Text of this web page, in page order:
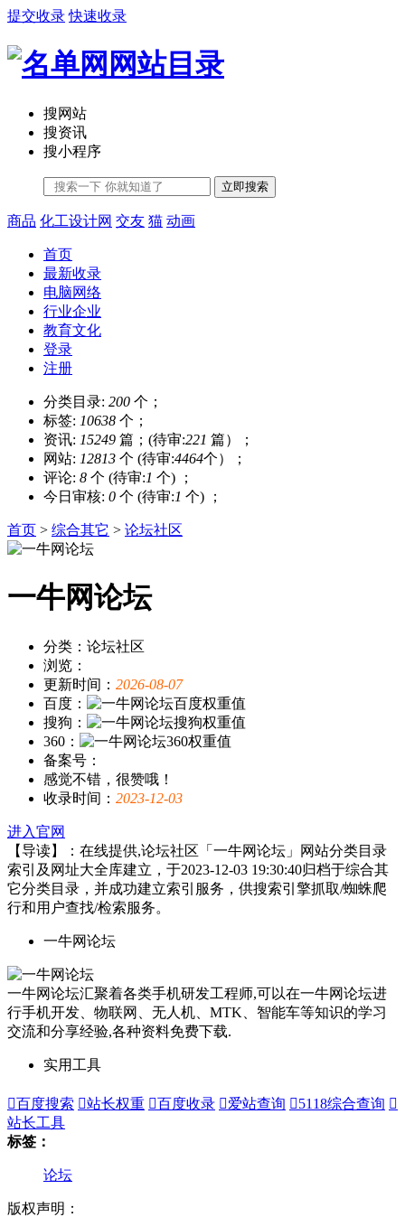
提交收录 快速收录
搜网站
搜资讯
搜小程序
立即搜索
商品 化工设计网 交友 猫 动画
首页
最新收录
电脑网络
行业企业
教育文化
登录
注册
分类目录: 200 个；
标签: 10638 个；
资讯: 15249 篇；(待审:221 篇）；
网站: 12813 个 (待审:4464个）；
评论: 8 个 (待审:1 个) ；
今日审核: 0 个 (待审:1 个) ；
首页 > 综合其它 > 论坛社区
一牛网论坛
分类：论坛社区
浏览：
更新时间： 2026-08-07
百度：
搜狗：
360：
备案号：
感觉不错，很赞哦！
收录时间： 2023-12-03
进入官网
【导读】：在线提供,论坛社区「一牛网论坛」网站分类目录
索引及网址大全库建立，于2023-12-03 19:30:40归档于综合其
它分类目录，并成功建立索引服务，供搜索引擎抓取/蜘蛛爬
行和用户查找/检索服务。
一牛网论坛
一牛网论坛汇聚着各类手机研发工程师,可以在一牛网论坛进
行手机开发、物联网、无人机、MTK、智能车等知识的学习
交流和分享经验,各种资料免费下载.
实用工具
百度搜索 站长权重 百度收录 爱站查询 5118综合查询 
站长工具
标签：
论坛
版权声明：